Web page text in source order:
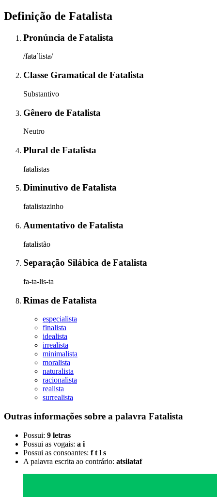
Definição de Fatalista
Pronúncia de Fatalista
/fataˈlista/
Classe Gramatical de Fatalista
Substantivo
Gênero de Fatalista
Neutro
Plural de Fatalista
fatalistas
Diminutivo de Fatalista
fatalistazinho
Aumentativo de Fatalista
fatalistão
Separação Silábica de Fatalista
fa-ta-lis-ta
Rimas de Fatalista
especialista
finalista
idealista
irrealista
minimalista
moralista
naturalista
racionalista
realista
surrealista
Outras informações sobre a palavra Fatalista
Possui: 9 letras
Possui as vogais: a i
Possui as consoantes: f t l s
A palavra escrita ao contrário: atsilataf